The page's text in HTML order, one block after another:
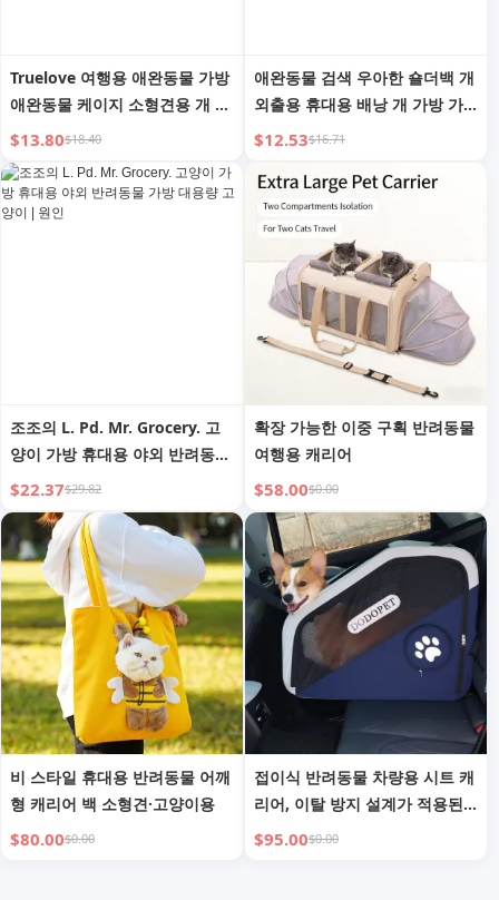
Truelove 여행용 애완동물 가방
애완동물 케이지 소형견용 개 고
양이 새끼 고양이 테디 용품 차
량용 매트 긁힘 방지
$13.80$18.40
애완동물 검색 우아한 숄더백 개
외출용 휴대용 배낭 개 가방 가
벼운 고양이 여행 휴대하기 쉬운
$12.53$16.71
조조의 L. Pd. Mr. Grocery. 고
양이 가방 휴대용 야외 반려동물
가방 대용량 고양이 | 원인
$22.37$29.82
확장 가능한 이중 구획 반려동물
여행용 캐리어
$58.00$0.00
비 스타일 휴대용 반려동물 어깨
형 캐리어 백 소형견·고양이용
$80.00$0.00
접이식 반려동물 차량용 시트 캐
리어, 이탈 방지 설계가 적용된
안전한 여행용 반려견 침대
$95.00$0.00